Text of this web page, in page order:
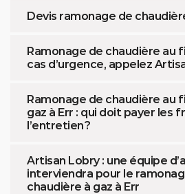
Devis ramonage de
Ramonage de chaudière au
cas d’urgence, appelez
Ramonage de chaudière au
gaz à Err : qui doit payer les
l’entretien ?
Artisan Lobry : une équipe
interviendra pour le
chaudière à gaz à Err